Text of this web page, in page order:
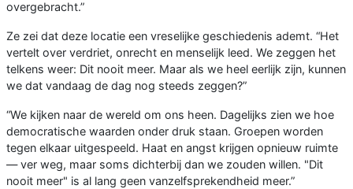
overgebracht.”
Ze zei dat deze locatie een vreselijke geschiedenis ademt. “Het
vertelt over verdriet, onrecht en menselijk leed. We zeggen het
telkens weer: Dit nooit meer. Maar als we heel eerlijk zijn, kunnen
we dat vandaag de dag nog steeds zeggen?”
“We kijken naar de wereld om ons heen. Dagelijks zien we hoe
democratische waarden onder druk staan. Groepen worden
tegen elkaar uitgespeeld. Haat en angst krijgen opnieuw ruimte
— ver weg, maar soms dichterbij dan we zouden willen. "Dit
nooit meer" is al lang geen vanzelfsprekendheid meer.”